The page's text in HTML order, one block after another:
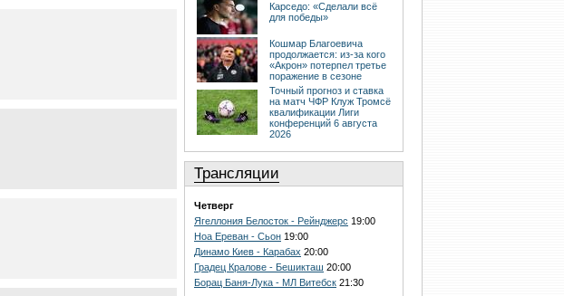
Карседо: «Сделали всё
для победы»
Кошмар Благоевича
продолжается: из-за кого
«Акрон» потерпел третье
поражение в сезоне
Точный прогноз и ставка
на матч ЧФР Клуж Тромсё
квалификации Лиги
конференций 6 августа
2026
Трансляции
Четверг
Ягеллония Белосток - Рейнджерс 19:00
Ноа Ереван - Сьон 19:00
Динамо Киев - Карабах 20:00
Градец Кралове - Бешикташ 20:00
Борац Баня-Лука - МЛ Витебск 21:30